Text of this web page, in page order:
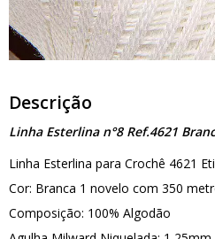
Descrição
Linha Esterlina n°8 Ref.4621
Linha Esterlina para Crochê 4621
Cor: Branca 1 novelo com 350
Composição: 100% Algodão